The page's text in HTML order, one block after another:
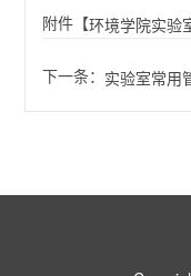
附件【环境学院实验
下一条： 实验室常用